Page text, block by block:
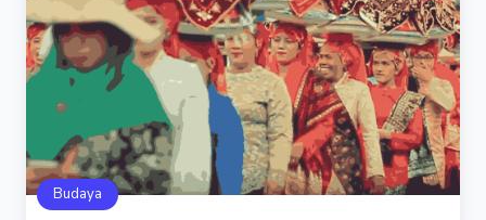
Budaya